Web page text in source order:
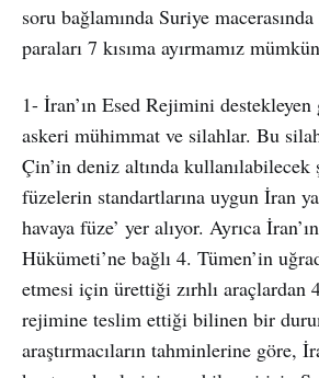
soru bağlamında Suriye macerasında
paraları 7 kısıma ayırmamız
1- İran’ın Esed Rejimini destekleyen
askeri mühimmat ve silahlar. Bu
Çin’in deniz altında kullanılabilecek
füzelerin standartlarına uygun İran
havaya füze’ yer alıyor. Ayrıca
Hükümeti’ne bağlı 4. Tümen’in
etmesi için ürettiği zırhlı araçlardan
rejimine teslim ettiği bilinen bir
araştırmacıların tahminlerine göre,